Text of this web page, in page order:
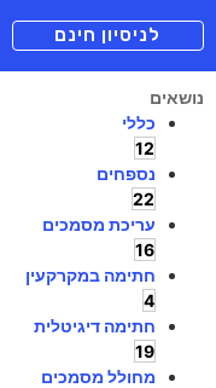
לניסיון חינם
נושאים
כללי
12
נספחים
22
עריכת מסמכים
16
חתימה במקרקעין
4
חתימה דיגיטלית
19
מחולל מסמכים